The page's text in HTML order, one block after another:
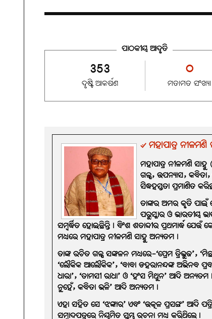
ପାଠକୀୟ ଆଦୃତି
353
ଦୃଷ୍ଟି ଆକର୍ଷଣ
୦
ମତାମତ ସଂଖ୍ୟା
୰ ମହାପାତ୍ର ନୀଳମଣି
ମହାପାତ୍ର ନୀଳମଣି
ଗଳ୍ପ, ଉପନ୍ୟାସ,
ସିଦ୍ଧହସ୍ତତା ପ୍ରମାଣିତ
ତାଙ୍କର ଅମର କୃତି ପାଇଁ
ପରୁସ୍କାର ଓ ଭାରତୀୟ
ସମ୍ବର୍ଦ୍ଧିତ ହୋଇଛିନ୍ତି। ବିଂଶ ଶତାବ୍ଦୀର ପ୍ରଥମାର୍ଦ୍ଧ
ମଧ୍ୟରେ ମହାପାତ୍ର ନୀଳମଣି ସାହୁ ଅନ୍ୟତମ।
ତାଙ୍କ ରଚିତ ଗଳ୍ପ ସଙ୍କଳନ ମଧ୍ୟରେ-‘ପ୍ରେମ ତ୍ରିଭୁଜ’,
‘ଲୌକିକ ଆଲୌକିକ’, ‘ବାବା ଡହରାନନ୍ଦଙ୍କ ଅଭିନବ
ଧାରା’, ‘ତାମସୀ ରାଧା’ ଓ ‘ହଂସ ମିଥୁନ’ ଆଦି
ନୁହେଁ, କବିତା ଭଳି’ ଆଦି ଅନ୍ୟତମ।
ଏହା ସହିତ ସେ ‘ଝଙ୍କାର’ ଏବଂ ‘ଉତ୍କଳ ପ୍ରସଙ୍ଗ’ ଆଦି
ସମ୍ବାଦପତ୍ରରେ ନିୟମିତ ସ୍ତମ୍ଭ ରଚନା ମଧ୍ୟ କରିଥିଲେ।